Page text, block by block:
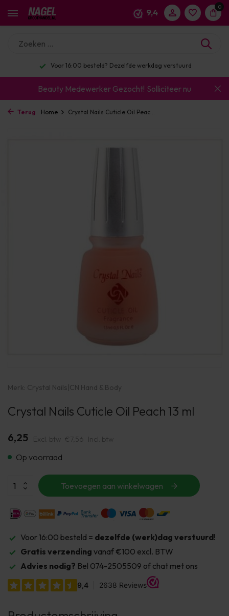
9,4
0
Voor 16:00 besteld? Dezelfde werkdag verstuurd
Beauty Medewerker Gezocht! Solliciteer nu
Terug Home Crystal Nails Cuticle Oil Peac...
Merk: Crystal Nails|CN Hand & Body
Crystal Nails Cuticle Oil Peach 13 ml
6,25 Excl. btw €7,56 Incl. btw
Op voorraad
Toevoegen aan winkelwagen
Voor 16:00 besteld = dezelfde (werk)dag verstuurd!
Gratis verzending vanaf €100 excl. BTW
Advies nodig? Bel 074-2505509 of chat met ons